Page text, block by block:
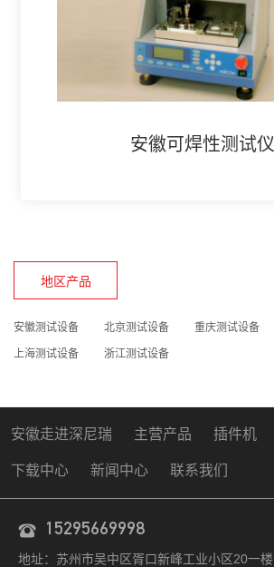
安徽可焊性测试仪
地区产品
安徽测试设备 北京测试设备 重庆测试设备
上海测试设备 浙江测试设备
安徽走进深尼瑞 主营产品 插件机
下载中心 新闻中心 联系我们
15295669998
地址：苏州市吴中区胥口新峰工业小区20一楼